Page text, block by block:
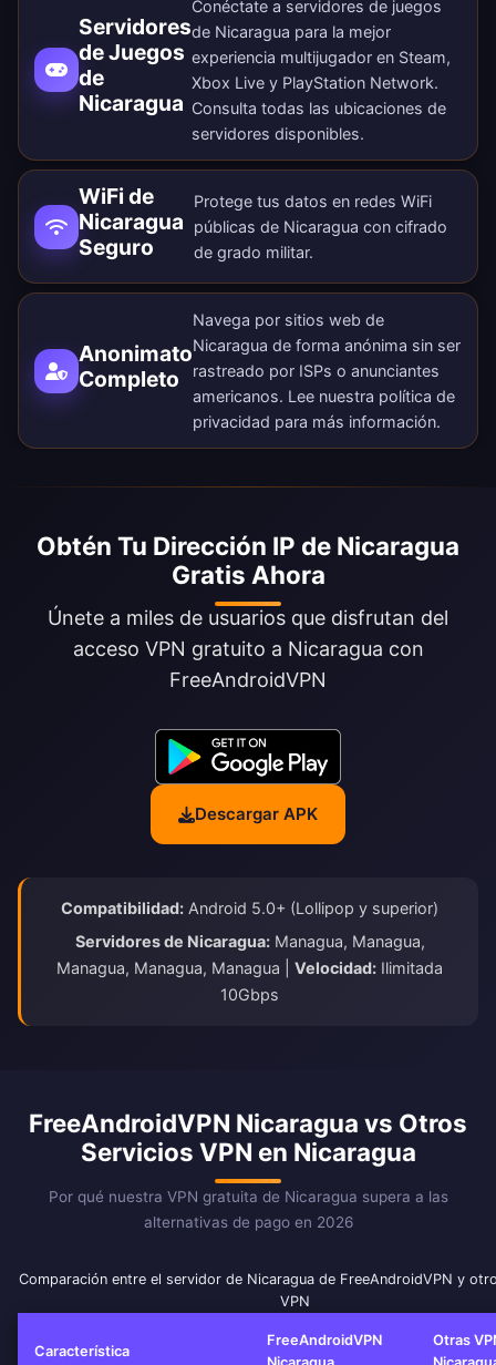
Servidores
de Juegos
de
Nicaragua
Conéctate a servidores de juegos
de Nicaragua para la mejor
experiencia multijugador en Steam,
Xbox Live y PlayStation Network.
Consulta todas las ubicaciones de
servidores disponibles.
WiFi de
Nicaragua
Seguro
Protege tus datos en redes WiFi
públicas de Nicaragua con cifrado
de grado militar.
Anonimato
Completo
Navega por sitios web de
Nicaragua de forma anónima sin ser
rastreado por ISPs o anunciantes
americanos. Lee nuestra política de
privacidad para más información.
Obtén Tu Dirección IP de Nicaragua
Gratis Ahora
Únete a miles de usuarios que disfrutan del
acceso VPN gratuito a Nicaragua con
FreeAndroidVPN
Descargar APK
Compatibilidad: Android 5.0+ (Lollipop y superior)
Servidores de Nicaragua:Managua, Managua,
Managua, Managua, Managua | Velocidad: Ilimitada
10Gbps
FreeAndroidVPN Nicaragua vs Otros
Servicios VPN en Nicaragua
Por qué nuestra VPN gratuita de Nicaragua supera a las
alternativas de pago en 2026
Comparación entre el servidor de Nicaragua de FreeAndroidVPN y
VPN
Característica
FreeAndroidVPN
Otras